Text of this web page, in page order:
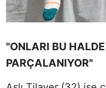
"ONLARI BU
PARÇALANIYOR"